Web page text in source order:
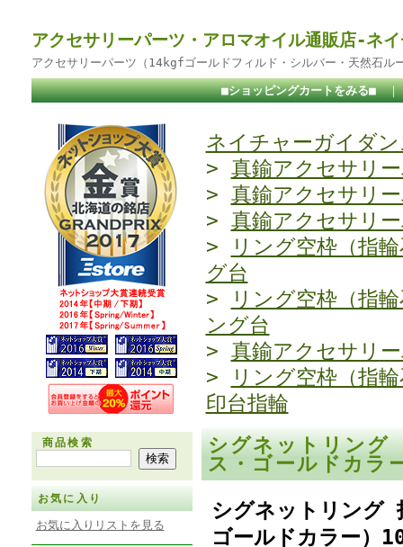
アクセサリーパーツ・アロマオイル通販店-ネ
アクセサリーパーツ（14kgfゴールドフィルド・シルバー・天然石ル
■ショッピングカートをみる■
商品検索
お気に入り
お気に入りリストを見る
ネイチャーガイダン
> 真鍮アクセサリ
> 真鍮アクセサリ
> 真鍮アクセサリ
>
リング空枠（指
グ台
>
リング空枠（指
ング台
> 真鍮アクセサリ
>
リング空枠（指
印台指輪
シグネットリング
ス・ゴールドカ
シグネットリング
ゴールドカラー）